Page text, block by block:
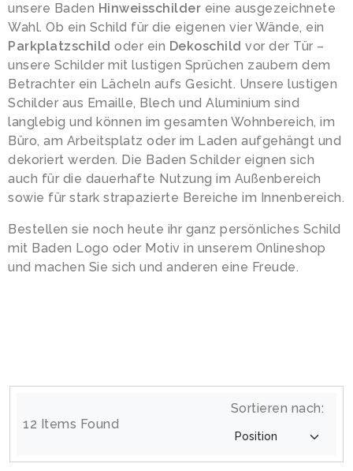
unsere Baden Hinweisschilder eine ausgezeichnete
Wahl. Ob ein Schild für die eigenen vier Wände, ein
Parkplatzschild oder ein Dekoschild vor der Tür –
unsere Schilder mit lustigen Sprüchen zaubern dem
Betrachter ein Lächeln aufs Gesicht. Unsere lustigen
Schilder aus Emaille, Blech und Aluminium sind
langlebig und können im gesamten Wohnbereich, im
Büro, am Arbeitsplatz oder im Laden aufgehängt und
dekoriert werden. Die Baden Schilder eignen sich
auch für die dauerhafte Nutzung im Außenbereich
sowie für stark strapazierte Bereiche im Innenbereich.
Bestellen sie noch heute ihr ganz persönliches Schild
mit Baden Logo oder Motiv in unserem Onlineshop
und machen Sie sich und anderen eine Freude.
12 Items Found
Sortieren nach: